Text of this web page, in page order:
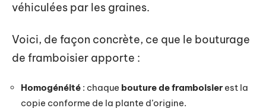
véhiculées par les graines.
Voici, de façon concrète, ce que le bouturage
de framboisier apporte :
Homogénéité : chaque bouture de framboisier est la
copie conforme de la plante d’origine.